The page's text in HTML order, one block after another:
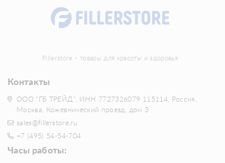
Fillerstore - товары для красоты и здоровья
Контакты
ООО "ГБ ТРЕЙД", ИНН 7727326079 115114, Россия,
Москва, Кожевнический проезд, дом 3
sales@fillerstore.ru
+7 (495) 54-54-704
Часы работы: